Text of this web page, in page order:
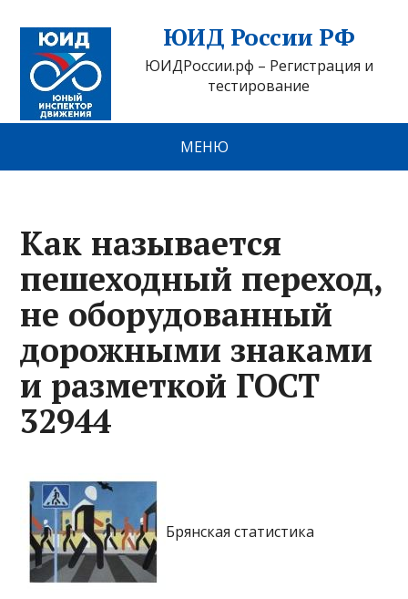
ЮИД России РФ
ЮИДРоссии.рф – Регистрация и
тестирование
МЕНЮ
Как называется
пешеходный переход,
не оборудованный
дорожными знаками
и разметкой ГОСТ
32944
Брянская статистика